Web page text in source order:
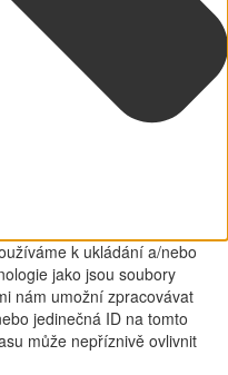
k ukládání a/nebo
jako jsou soubory
nám umožní zpracovávat
jedinečná ID na tomto
může nepříznivě ovlivnit